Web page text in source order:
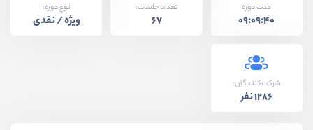
مدت دوره
09:09:40
تعداد جلسات:
67
نوع دوره:
ویژه / نقدی
شرکت‌کنندگان:
1286 نفر